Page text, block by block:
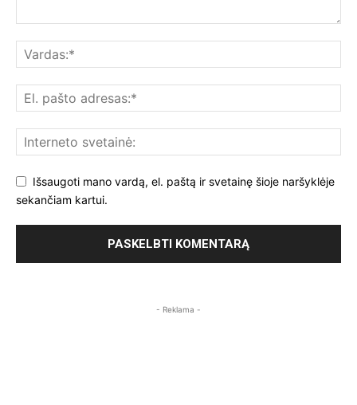
Išsaugoti mano vardą, el. paštą ir svetainę šioje naršyklėje
sekančiam kartui.
- Reklama -